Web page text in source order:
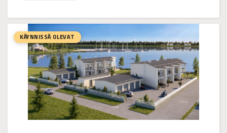
Sandsundin
koulu,
Pedersöre
KÄYNNISSÄ OLEVAT